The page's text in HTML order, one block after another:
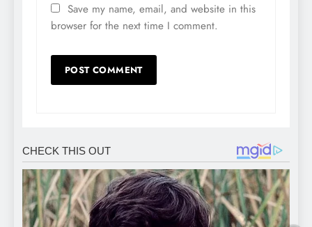
Save my name, email, and website in this
browser for the next time I comment.